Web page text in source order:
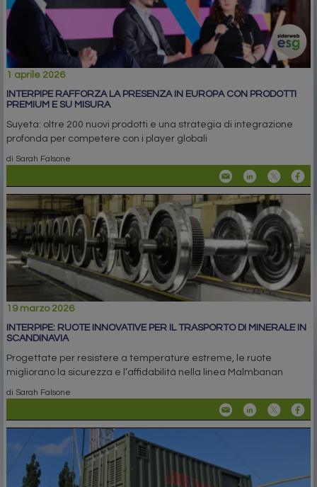
1 aprile 2026
INTERPIPE RAFFORZA LA PRESENZA IN EUROPA CON PRODOTTI
PREMIUM E SU MISURA
Suyeta: oltre 200 nuovi prodotti e una strategia di integrazione
profonda per competere con i player globali
di Sarah Falsone
19 marzo 2026
INTERPIPE: RUOTE INNOVATIVE PER IL TRASPORTO DI MINERALE IN
SCANDINAVIA
Progettate per resistere a temperature estreme, le ruote
migliorano la sicurezza e l’affidabilità nella linea Malmbanan
di Sarah Falsone